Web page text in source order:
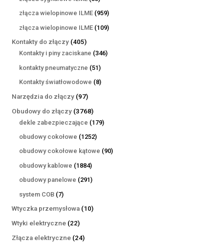
produktów
złącza wielopinowe ILME 959959
produktów
złącza wielopinowe ILME 109109
Kontakty do złączy 405405
produktów
Kontakty i piny zaciskane 346346
kontakty pneumatyczne 5151
produktów
Kontakty światłowodowe 88
Narzędzia do złączy 9797
produktów
Obudowy do złączy 37683768
produktów
dekle zabezpieczające 179179
obudowy cokołowe 12521252
produkty
obudowy cokołowe kątowe 9090
obudowy kablowe 18841884
produkty
obudowy panelowe 291291
system COB 77
produktów
Wtyczka przemysłowa 1010
Wtyki elektryczne 2222
produkty
Złącza elektryczne 2424